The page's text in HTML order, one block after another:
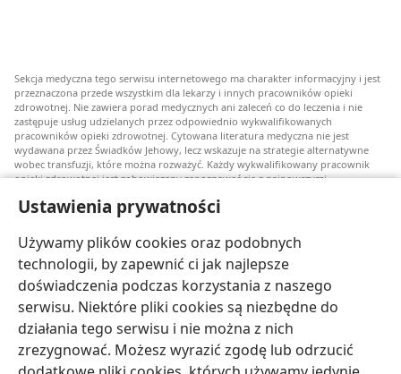
Ustawienia prywatności
Używamy plików cookies oraz podobnych
technologii, by zapewnić ci jak najlepsze
doświadczenia podczas korzystania z naszego
serwisu. Niektóre pliki cookies są niezbędne do
działania tego serwisu i nie można z nich
zrezygnować. Możesz wyrazić zgodę lub odrzucić
Sekcja medyczna tego serwisu internetowego ma charakter informacyjny i jest
przeznaczona przede wszystkim dla lekarzy i innych pracowników opieki
zdrowotnej. Nie zawiera porad medycznych ani zaleceń co do leczenia i nie
zastępuje usług udzielanych przez odpowiednio wykwalifikowanych
pracowników opieki zdrowotnej. Cytowana literatura medyczna nie jest
wydawana przez Świadków Jehowy, lecz wskazuje na strategie alternatywne
wobec transfuzji, które można rozważyć. Każdy wykwalifikowany pracownik
opieki zdrowotnej jest zobowiązany zapoznawać się z najnowszymi
pomóc mu w dokonaniu wyboru stosownie do jego stanu zdrowia, życzeń,
wartości i przekonań. Nie wszystkie wymienione strategie są odpowiednie dla
wszystkich chorych i nie wszystkie są przez nich akceptowane.
W sprawie leczenia lub stanu zdrowia pacjenci zawsze powinni zasięgać
informacji u swojego lekarza lub innego wykwalifikowanego pracownika opieki
zdrowotnej. Jeżeli podejrzewasz, że jesteś chory, zgłoś się do lekarza.
Korzystanie z tego serwisu internetowego jest ograniczone warunkami jego
użytkowania.